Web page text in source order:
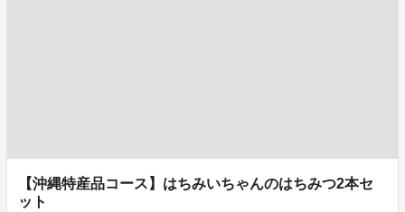
【沖縄特産品コース】はちみいちゃんのはちみつ2本セ
ット